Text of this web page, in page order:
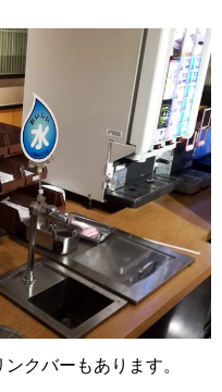
クバーもあります。